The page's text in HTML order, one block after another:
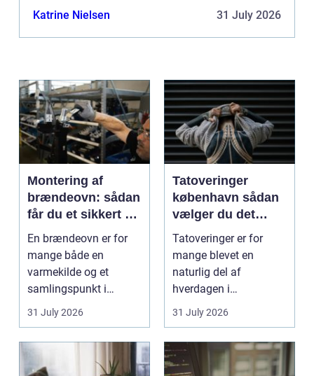
vedkommende er tilfreds med...
Katrine Nielsen 31 July 2026
Montering af
brændeovn: sådan
får du et sikkert og
smukt resultat
En brændeovn er for
mange både en
varmekilde og et
samlingspunkt i
hjemmet. Flammerne
31 July 2026
Tatoveringer
københavn sådan
vælger du det
rigtige studie
Tatoveringer er for
mange blevet en
naturlig del af
hverdagen i
København. Byen er
fyldt med dygtige...
31 July 2026